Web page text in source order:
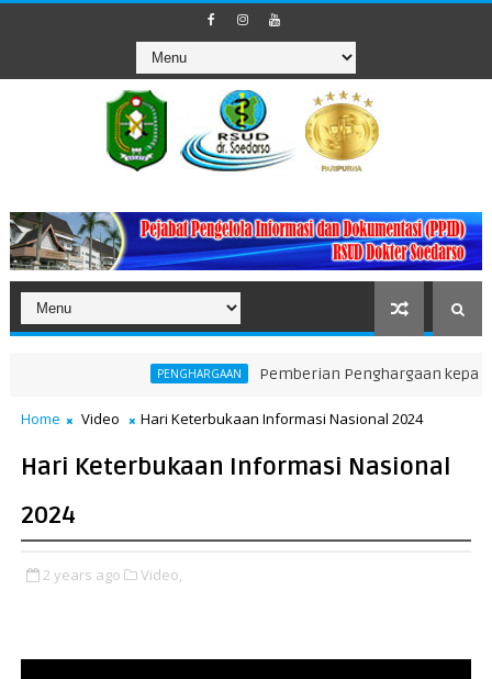
PENGHARGAAN Pemberian Penghargaan kepada Unit
Home Video Hari Keterbukaan Informasi Nasional 2024
Hari Keterbukaan Informasi Nasional
2024
2 years ago Video,